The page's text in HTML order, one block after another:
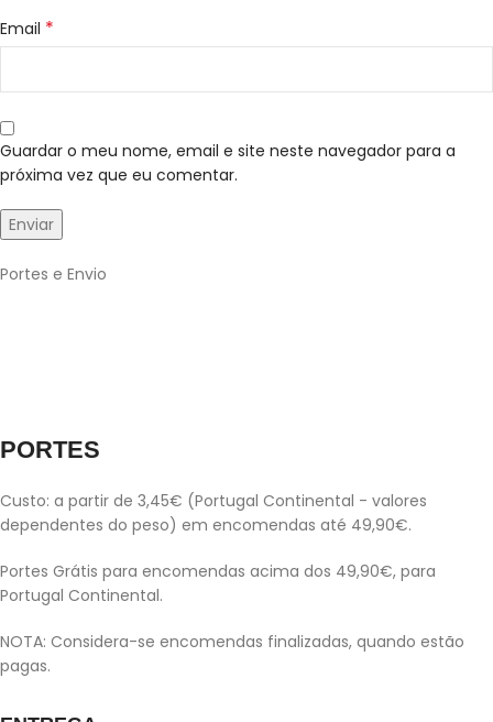
Email *
Guardar o meu nome, email e site neste navegador para a
próxima vez que eu comentar.
Portes e Envio
PORTES
Custo: a partir de 3,45€ (Portugal Continental - valores
dependentes do peso) em encomendas até 49,90€.
Portes Grátis para encomendas acima dos 49,90€, para
Portugal Continental.
NOTA: Considera-se encomendas finalizadas, quando estão
pagas.